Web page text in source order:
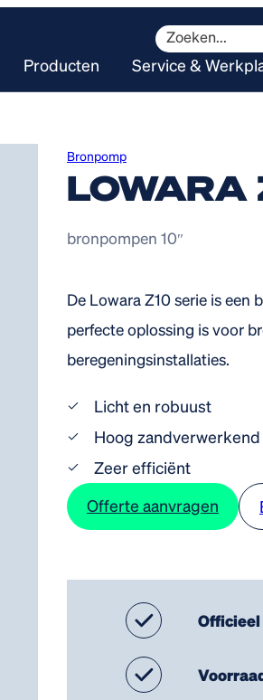
Zoeken
Producten Service &
Bronpomp
LOWARA
bronpompen 10″
De Lowara Z10 serie is een
perfecte oplossing is voor
beregeningsinstallaties.
Licht en robuust
Hoog
Zeer efficiënt
Offerte aanvragen
Officieel